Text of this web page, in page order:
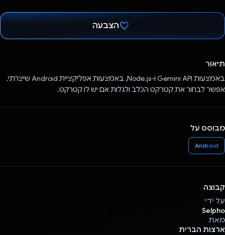
הצבעה
תיאור
באמצעות Gemini API ו-Node.js, באמצעות אפליקציית Android שיצרתי,
אפשר לבחור את קטרקט הכלב ולגלות אם יש לו קטרקט.
מבוסס על
Android
קבוצה
על ידי
Selpho
מאת
ארצות הברית